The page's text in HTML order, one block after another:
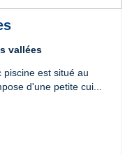
vallées
est situé au
d'une petite cui...